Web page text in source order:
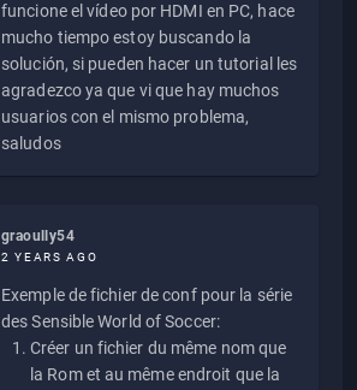
funcione el vídeo por HDMI en PC, hace
mucho tiempo estoy buscando la
solución, si pueden hacer un tutorial les
agradezco ya que vi que hay muchos
usuarios con el mismo problema,
saludos
graoully54
2 YEARS AGO
Exemple de fichier de conf pour la série
des Sensible World of Soccer:
Créer un fichier du même nom que
la Rom et au même endroit que la